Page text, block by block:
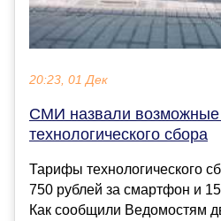
20:23, 01 Дек
СМИ назвали возможные
технологического сбора
Тарифы технологического
750 рублей за смартфон и
Как сообщили Ведомостям